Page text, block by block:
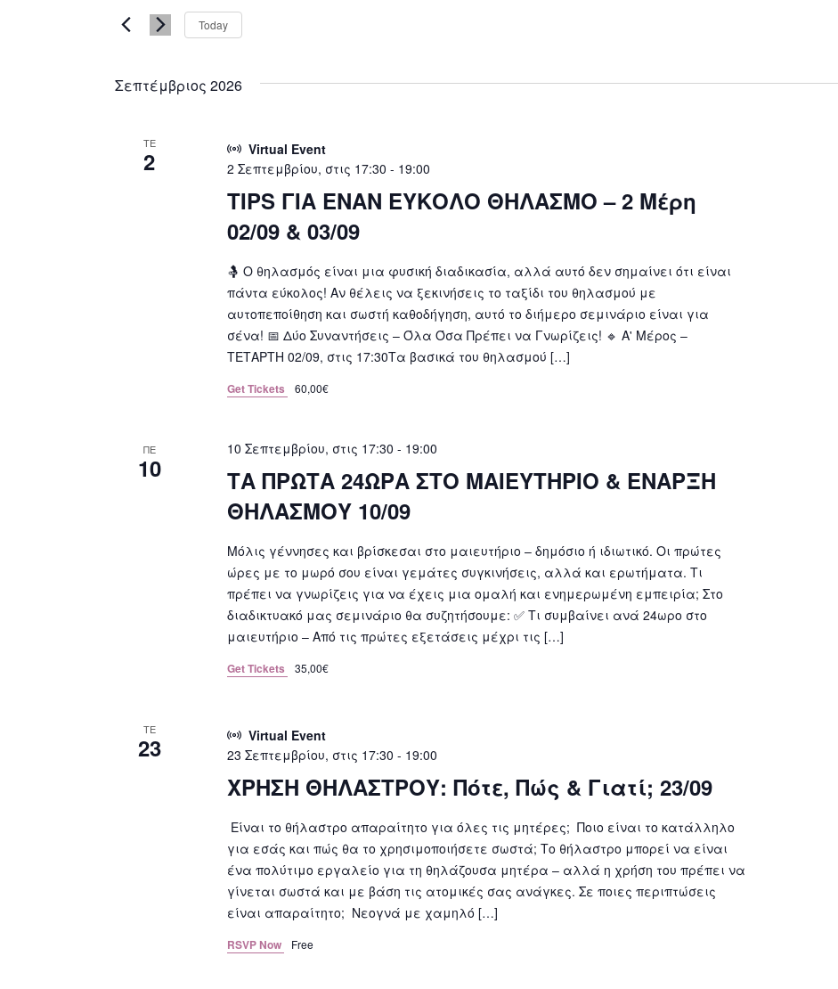
Views
for
Keyword.
Today
Σεπτέμβριος 2026
ΤΕ
2
TIPS ΓΙΑ ΕΝΑΝ ΕΥΚΟΛΟ ΘΗΛΑΣΜΟ – 2 Μέρη
02/09 & 03/09
2 Σεπτεμβρίου, στις 17:30 - 19:00
Virtual Event
🤱 Ο θηλασμός είναι μια φυσική διαδικασία, αλλά αυτό δεν σημαίνει ότι είναι
πάντα εύκολος! Αν θέλεις να ξεκινήσεις το ταξίδι του θηλασμού με
αυτοπεποίθηση και σωστή καθοδήγηση, αυτό το διήμερο σεμινάριο είναι για
σένα! 📅 Δύο Συναντήσεις – Όλα Όσα Πρέπει να Γνωρίζεις! 🔹 Α' Μέρος –
ΤΕΤΑΡΤΗ 02/09, στις 17:30Τα βασικά του θηλασμού […]
Get Tickets 60,00€
ΠΕ
10
ΤΑ ΠΡΩΤΑ 24ΩΡΑ ΣΤΟ ΜΑΙΕΥΤΗΡΙΟ & ΕΝΑΡΞΗ
ΘΗΛΑΣΜΟΥ 10/09
10 Σεπτεμβρίου, στις 17:30 - 19:00
Μόλις γέννησες και βρίσκεσαι στο μαιευτήριο – δημόσιο ή ιδιωτικό. Οι πρώτες
ώρες με το μωρό σου είναι γεμάτες συγκινήσεις, αλλά και ερωτήματα. Τι
πρέπει να γνωρίζεις για να έχεις μια ομαλή και ενημερωμένη εμπειρία; Στο
διαδικτυακό μας σεμινάριο θα συζητήσουμε: ✅ Τι συμβαίνει ανά 24ωρο στο
μαιευτήριο – Από τις πρώτες εξετάσεις μέχρι τις […]
Get Tickets 35,00€
ΤΕ
23
ΧΡΗΣΗ ΘΗΛΑΣΤΡΟΥ: Πότε, Πώς & Γιατί; 23/09
23 Σεπτεμβρίου, στις 17:30 - 19:00
Virtual Event
Είναι το θήλαστρο απαραίτητο για όλες τις μητέρες; Ποιο είναι το κατάλληλο
για εσάς και πώς θα το χρησιμοποιήσετε σωστά; Το θήλαστρο μπορεί να είναι
ένα πολύτιμο εργαλείο για τη θηλάζουσα μητέρα – αλλά η χρήση του πρέπει να
γίνεται σωστά και με βάση τις ατομικές σας ανάγκες. Σε ποιες περιπτώσεις
είναι απαραίτητο; Νεογνά με χαμηλό […]
RSVP Now Free